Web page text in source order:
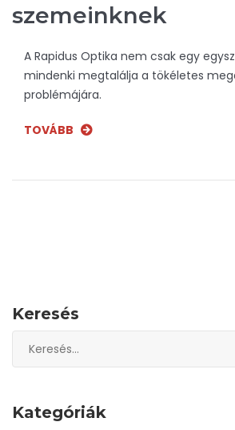
szemeinknek
A Rapidus Optika nem csak egy
mindenki megtalálja a tökéletes
problémájára.
TOVÁBB
Keresés
Kategóriák